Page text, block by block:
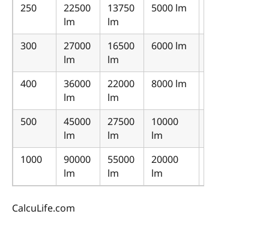
250
22500
lm
13750
lm
5000 lm
300
27000
lm
16500
lm
6000 lm
400
36000
lm
22000
lm
8000 lm
500
45000
lm
27500
lm
10000
lm
1000
90000
lm
55000
lm
20000
lm
CalcuLife.com